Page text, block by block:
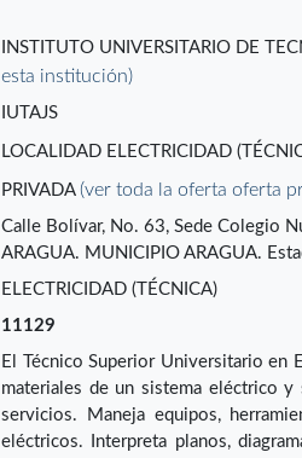
INSTITUTO UNIVERSITARIO DE
esta institución)
IUTAJS
LOCALIDAD ELECTRICIDAD
PRIVADA(ver toda la oferta oferta
Calle Bolívar, No. 63, Sede Colegio
ARAGUA. MUNICIPIO ARAGUA.
ELECTRICIDAD (TÉCNICA)
11129
El Técnico Superior Universitario en
materiales de un sistema eléctrico
servicios. Maneja equipos,
eléctricos. Interpreta planos,